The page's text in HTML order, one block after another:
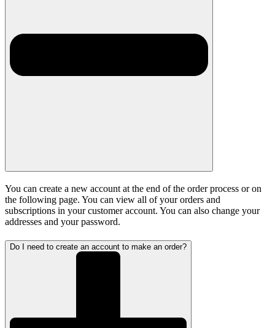
You can create a new account at the end of the order process or on
the following page. You can view all of your orders and
subscriptions in your customer account. You can also change your
addresses and your password.
Do I need to create an account to make an order?